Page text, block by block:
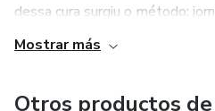
dessa cura surgiu o método:
Mostrar más
Otros productos